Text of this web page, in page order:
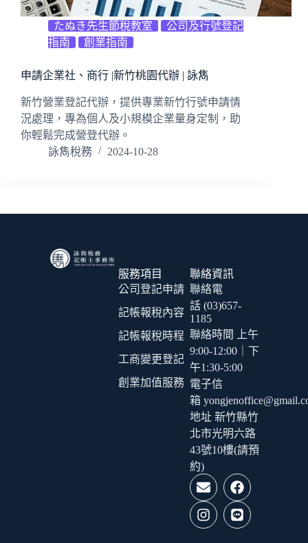
たぬき先生節稅教室
公司及行號登記
指南
創業指南
申請企業社、商行 |新竹桃園代辦 | 詠雋
新竹營業登記代辦，提供專業新竹行號申請情
況處理，專為個人及小規模企業量身定制，助
你輕鬆完成營登代辦。
詠雋稅務
2024-10-28
服務項目
公司登記申請
記帳報稅內容
記帳報稅時程
工商變更登記
創業加值服務
聯絡資訊
聯絡電
話 (03)657-
1185
聯絡時間 上午
9:00-12:00｜下
午1:30-5:00
電子信
箱
地址 新竹縣竹
北市光明六路
43號10樓(請預
約)